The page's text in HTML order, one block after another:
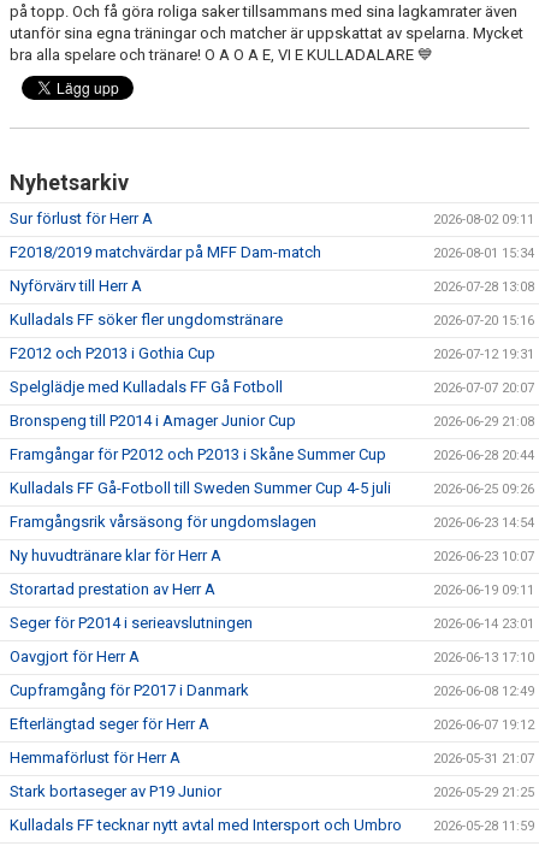
på topp. Och få göra roliga saker tillsammans med sina lagkamrater även
utanför sina egna träningar och matcher är uppskattat av spelarna. Mycket
bra alla spelare och tränare! O A O A E, VI E KULLADALARE 💙
Nyhetsarkiv
Sur förlust för Herr A 2026-08-02 09:11
F2018/2019 matchvärdar på MFF Dam-match 2026-08-01 15:34
Nyförvärv till Herr A 2026-07-28 13:08
Kulladals FF söker fler ungdomstränare 2026-07-20 15:16
F2012 och P2013 i Gothia Cup 2026-07-12 19:31
Spelglädje med Kulladals FF Gå Fotboll 2026-07-07 20:07
Bronspeng till P2014 i Amager Junior Cup 2026-06-29 21:08
Framgångar för P2012 och P2013 i Skåne Summer Cup 2026-06-28 20:44
Kulladals FF Gå-Fotboll till Sweden Summer Cup 4-5 juli 2026-06-25 09:26
Framgångsrik vårsäsong för ungdomslagen 2026-06-23 14:54
Ny huvudtränare klar för Herr A 2026-06-23 10:07
Storartad prestation av Herr A 2026-06-19 09:11
Seger för P2014 i serieavslutningen 2026-06-14 23:01
Oavgjort för Herr A 2026-06-13 17:10
Cupframgång för P2017 i Danmark 2026-06-08 12:49
Efterlängtad seger för Herr A 2026-06-07 19:12
Hemmaförlust för Herr A 2026-05-31 21:07
Stark bortaseger av P19 Junior 2026-05-29 21:25
Kulladals FF tecknar nytt avtal med Intersport och Umbro 2026-05-28 11:59